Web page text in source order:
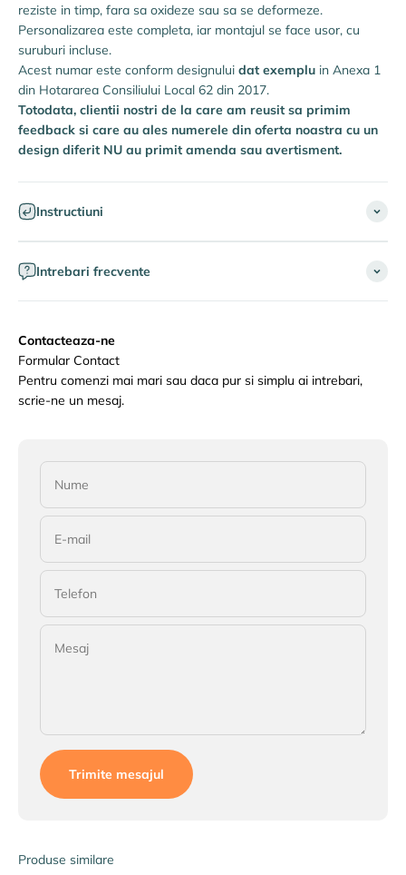
reziste in timp, fara sa oxideze sau sa se deformeze.
Personalizarea este completa, iar montajul se face usor, cu
suruburi incluse.
Acest numar este conform designului dat exemplu in Anexa 1
din Hotararea Consiliului Local 62 din 2017.
Totodata, clientii nostri de la care am reusit sa primim
feedback si care au ales numerele din oferta noastra cu un
design diferit NU au primit amenda sau avertisment.
Instructiuni
Intrebari frecvente
Contacteaza-ne
Formular Contact
Pentru comenzi mai mari sau daca pur si simplu ai intrebari,
scrie-ne un mesaj.
Nume
E-mail
Telefon
Mesaj
Trimite mesajul
Produse similare